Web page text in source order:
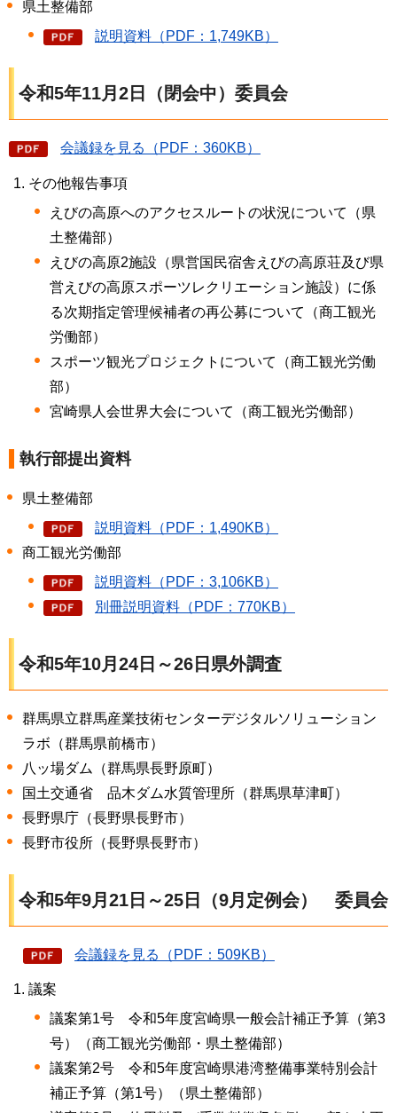
県土整備部
説明資料（PDF：1,749KB）
令和5年11月2日（閉会中）委員会
会議録を見る（PDF：360KB）
その他報告事項
えびの高原へのアクセスルートの状況について（県
土整備部）
えびの高原2施設（県営国民宿舎えびの高原荘及び県
営えびの高原スポーツレクリエーション施設）に係
る次期指定管理候補者の再公募について（商工観光
労働部）
スポーツ観光プロジェクトについて（商工観光労働
部）
宮崎県人会世界大会について（商工観光労働部）
執行部提出資料
県土整備部
説明資料（PDF：1,490KB）
商工観光労働部
説明資料（PDF：3,106KB）
別冊説明資料（PDF：770KB）
令和5年10月24日～26日県外調査
群馬県立群馬産業技術センターデジタルソリューション
ラボ（群馬県前橋市）
八ッ場ダム（群馬県長野原町）
国土交通省
品木ダム水質管理所 （群馬県草津町）
長野県庁（長野県長野市）
長野市役所（長野県長野市）
令和5年9月21日～25日（9月定例会） 委員会
会議録を見る（PDF：509KB）
議案
議案第1号
令和5年度宮崎県一般会計補正予算（第3
号）（商工観光労働部・県土整備部）
議案第2号
令和5年度宮崎県港湾整備事業特別会計
補正予算（第1号）（県土整備部）